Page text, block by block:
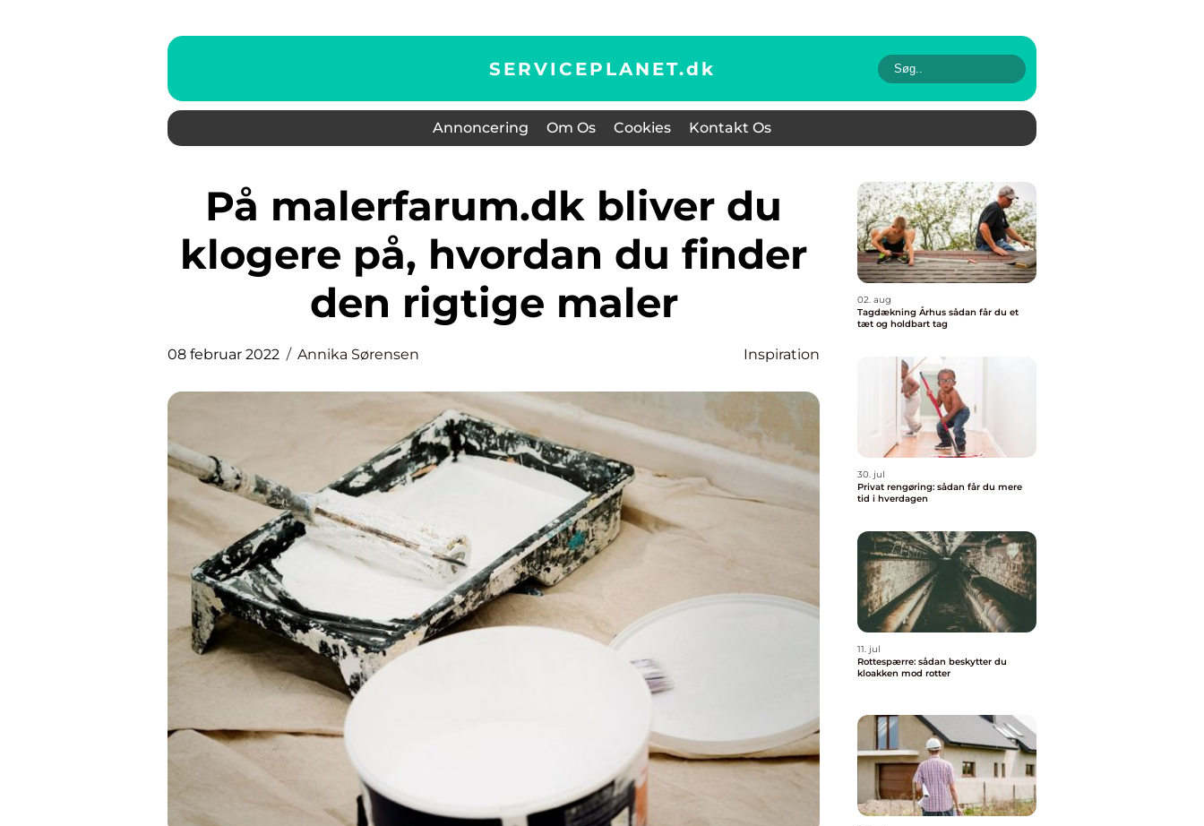
SERVICEPLANET.dk
Annoncering Om Os Cookies Kontakt Os
På malerfarum.dk bliver du
klogere på, hvordan du finder
den rigtige maler
08 februar 2022 Annika Sørensen Inspiration
02. aug
Tagdækning Århus sådan får du et
tæt og holdbart tag
30. jul
Privat rengøring: sådan får du mere
tid i hverdagen
11. jul
Rottespærre: sådan beskytter du
kloakken mod rotter